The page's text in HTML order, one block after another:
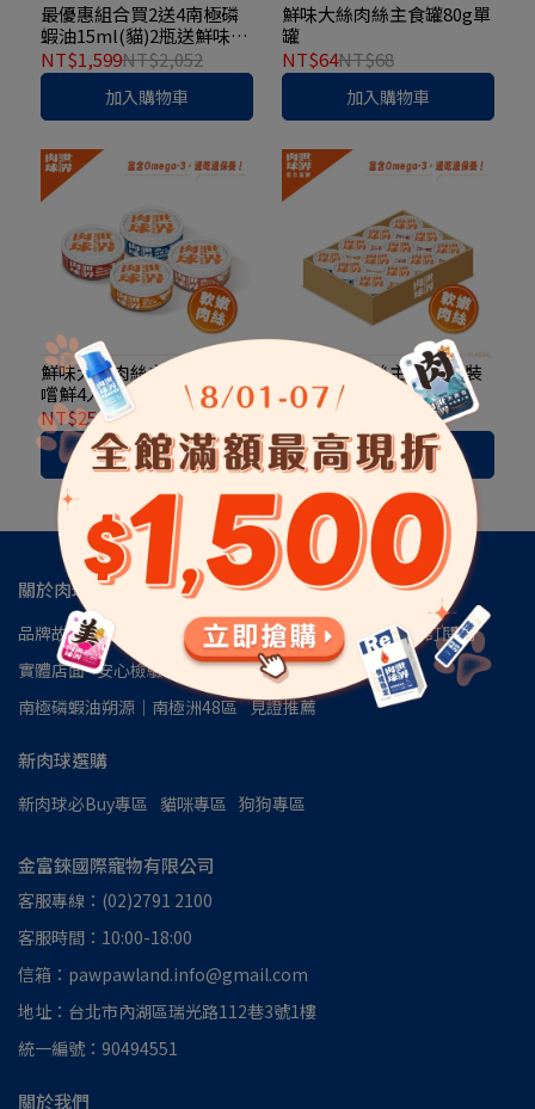
最優惠組合買2送4南極磷
蝦油15ml(貓)2瓶送鮮味大
絲主食罐*4
NT$1,599NT$2,052
加入購物車
鮮味大絲肉絲主食罐80g單
罐
NT$64NT$68
加入購物車
鮮味大絲肉絲主食罐80g-
嚐鮮4入組
NT$250NT$272
加入購物車
鮮味大絲肉絲主食罐 箱裝
24入
NT$1,469
NT$1,632
加入購物車
關於肉球
品牌故事 肉球會員專區 肉球世界官方LINE
肉球世界訂閱制
實體店面 安心檢驗報告 認識磷蝦油
南極磷蝦油朔源│南極洲48區 見證推薦
新肉球選購
新肉球必Buy專區 貓咪專區 狗狗專區
金富錸國際寵物有限公司
客服專線：(02)2791 2100
客服時間：10:00-18:00
信箱：pawpawland.info@gmail.com
地址：台北市內湖區瑞光路112巷3號1樓
統一編號：90494551
關於我們